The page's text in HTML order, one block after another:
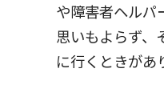
や障害者ヘルパ
思いもよらず、
に行くときがあ